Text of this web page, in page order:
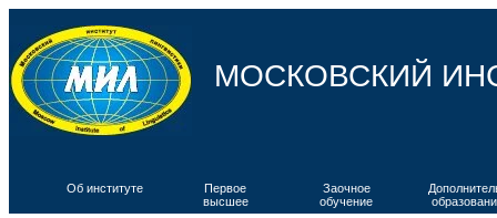
МОСКОВСКИЙ
Об институте
Первое
высшее
Заочное
обучение